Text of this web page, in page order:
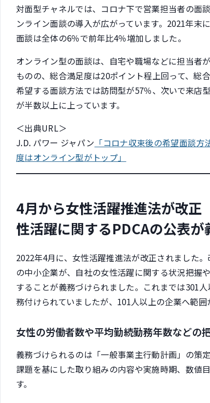
対面型チャネルでは、コロナ下で営業担当者の面
ンライン面談の導入が広がっています。2021年末
面談は全体の6％で前年比4％増加しました。
オンライン型の面談は、自宅や職場などに担当者
ものの、総合満足度は20ポイント程上回って、総
希望する面談方法では訪問型が57％、次いで来店
が半数以上に上っています。
＜出典URL＞
J.D. パワー ジャパン 「コロナ収束後の希望面談
度はオンライン型がトップ」
4月から女性活躍推進法が改
性活躍に関するPDCAの公表が
2022年4月に、女性活躍推進法が改正されました
の中小企業が、自社の女性活躍に関する状況把握
することが義務づけられました。これまでは301
務付けられていましたが、101人以上の企業へ範囲
女性の労働者数や平均勤続勤務年数などの
義務づけられるのは「一般事業主行動計画」の策
課題を基にした取り組みの内容や実施時期、数値
す。